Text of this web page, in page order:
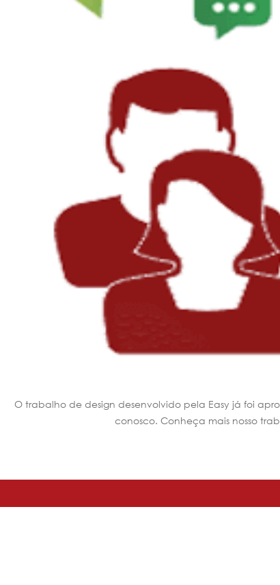
O trabalho de design desenvolvido pela Easy já foi
conosco. Conheça mais nosso